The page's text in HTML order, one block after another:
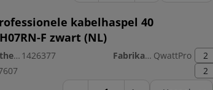
kabelhaspel 40
F zwart (NL)
dimerce.plugin.theme.productnr: 1426377 Fabrikant: QwattPro
2
2